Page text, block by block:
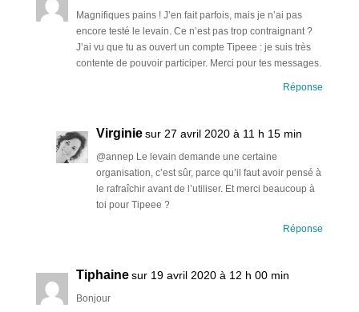
Magnifiques pains ! J’en fait parfois, mais je n’ai pas
encore testé le levain. Ce n’est pas trop contraignant ?
J’ai vu que tu as ouvert un compte Tipeee : je suis très
contente de pouvoir participer. Merci pour tes messages.
Réponse
Virginie sur 27 avril 2020 à 11 h 15 min
@annep Le levain demande une certaine
organisation, c’est sûr, parce qu’il faut avoir pensé à
le rafraîchir avant de l’utiliser. Et merci beaucoup à
toi pour Tipeee ?
Réponse
Tiphaine sur 19 avril 2020 à 12 h 00 min
Bonjour